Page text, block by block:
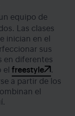
equipo de
Las clases
inician en el
sus
en diferentes
el freestyle
.
a partir de los
el